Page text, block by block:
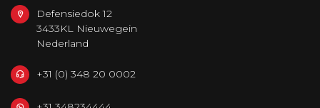
Defensiedok 12
3433KL Nieuwegein
Nederland
+31 (0) 348 20 0002